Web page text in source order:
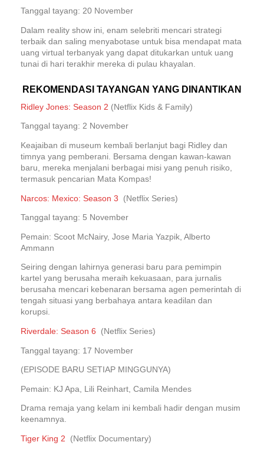
Tanggal tayang: 20 November
Dalam reality show ini, enam selebriti mencari strategi
terbaik dan saling menyabotase untuk bisa mendapat mata
uang virtual terbanyak yang dapat ditukarkan untuk uang
tunai di hari terakhir mereka di pulau khayalan.
REKOMENDASI TAYANGAN YANG DINANTIKAN
Ridley Jones: Season 2 (Netflix Kids & Family)
Tanggal tayang: 2 November
Keajaiban di museum kembali berlanjut bagi Ridley dan
timnya yang pemberani. Bersama dengan kawan-kawan
baru, mereka menjalani berbagai misi yang penuh risiko,
termasuk pencarian Mata Kompas!
Narcos: Mexico: Season 3 (Netflix Series)
Tanggal tayang: 5 November
Pemain: Scoot McNairy, Jose Maria Yazpik, Alberto
Ammann
Seiring dengan lahirnya generasi baru para pemimpin
kartel yang berusaha meraih kekuasaan, para jurnalis
berusaha mencari kebenaran bersama agen pemerintah di
tengah situasi yang berbahaya antara keadilan dan
korupsi.
Riverdale: Season 6 (Netflix Series)
Tanggal tayang: 17 November
(EPISODE BARU SETIAP MINGGUNYA)
Pemain: KJ Apa, Lili Reinhart, Camila Mendes
Drama remaja yang kelam ini kembali hadir dengan musim
keenamnya.
Tiger King 2 (Netflix Documentary)